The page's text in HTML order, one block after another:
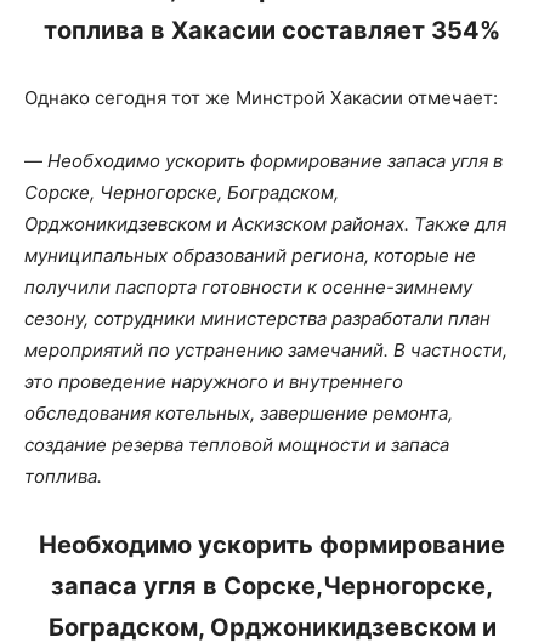
топлива в Хакасии составляет 354%
Однако сегодня тот же Минстрой Хакасии отмечает:
— Необходимо ускорить формирование запаса угля в
Сорске, Черногорске, Боградском,
Орджоникидзевском и Аскизском районах. Также для
муниципальных образований региона, которые не
получили паспорта готовности к осенне-зимнему
сезону, сотрудники министерства разработали план
мероприятий по устранению замечаний. В частности,
это проведение наружного и внутреннего
обследования котельных, завершение ремонта,
создание резерва тепловой мощности и запаса
топлива.
Необходимо ускорить формирование
запаса угля в Сорске,Черногорске,
Боградском, Орджоникидзевском и